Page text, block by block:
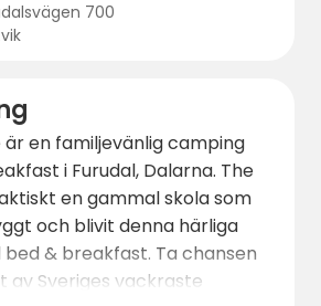
700
är en familjevänlig camping
i Furudal, Dalarna. The
en gammal skola som
och blivit denna härliga
& breakfast. Ta chansen
av Sveriges vackraste